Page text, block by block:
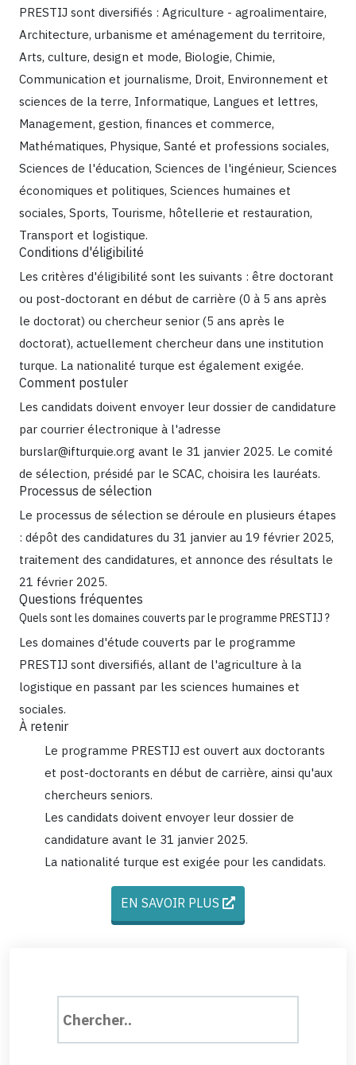
PRESTIJ sont diversifiés : Agriculture - agroalimentaire,
Architecture, urbanisme et aménagement du territoire,
Arts, culture, design et mode, Biologie, Chimie,
Communication et journalisme, Droit, Environnement et
sciences de la terre, Informatique, Langues et lettres,
Management, gestion, finances et commerce,
Mathématiques, Physique, Santé et professions sociales,
Sciences de l'éducation, Sciences de l'ingénieur, Sciences
économiques et politiques, Sciences humaines et
sociales, Sports, Tourisme, hôtellerie et restauration,
Transport et logistique.
Conditions d'éligibilité
Les critères d'éligibilité sont les suivants : être doctorant
ou post-doctorant en début de carrière (0 à 5 ans après
le doctorat) ou chercheur senior (5 ans après le
doctorat), actuellement chercheur dans une institution
turque. La nationalité turque est également exigée.
Comment postuler
Les candidats doivent envoyer leur dossier de candidature
par courrier électronique à l'adresse
burslar@ifturquie.org avant le 31 janvier 2025. Le comité
de sélection, présidé par le SCAC, choisira les lauréats.
Processus de sélection
Le processus de sélection se déroule en plusieurs étapes
: dépôt des candidatures du 31 janvier au 19 février 2025,
traitement des candidatures, et annonce des résultats le
21 février 2025.
Questions fréquentes
Quels sont les domaines couverts par le programme PRESTIJ ?
Les domaines d'étude couverts par le programme
PRESTIJ sont diversifiés, allant de l'agriculture à la
logistique en passant par les sciences humaines et
sociales.
À retenir
Le programme PRESTIJ est ouvert aux doctorants
et post-doctorants en début de carrière, ainsi qu'aux
chercheurs seniors.
Les candidats doivent envoyer leur dossier de
candidature avant le 31 janvier 2025.
La nationalité turque est exigée pour les candidats.
EN SAVOIR PLUS